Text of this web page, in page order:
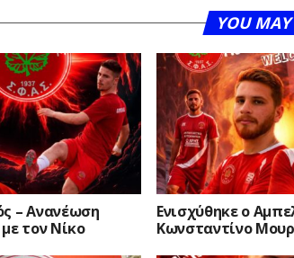
YOU
– Ανανέωση
τον Νίκο
Ενισχύθηκε ο
Κωνσταντίνο